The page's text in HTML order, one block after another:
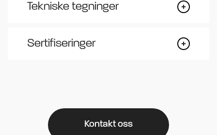
Tekniske tegninger
Sertifiseringer
Kontakt oss